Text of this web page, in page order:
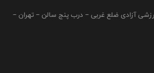
آزادی ضلع غربی – درب پنج سالن – تهران –